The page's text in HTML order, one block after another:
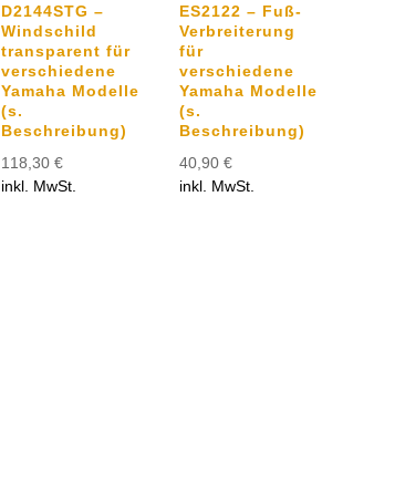
D2144STG –
Windschild
transparent für
verschiedene
Yamaha Modelle
(s.
Beschreibung)
118,30 €
inkl. MwSt.
ES2122 – Fuß-
Verbreiterung
für
verschiedene
Yamaha Modelle
(s.
Beschreibung)
40,90€
inkl. MwSt.